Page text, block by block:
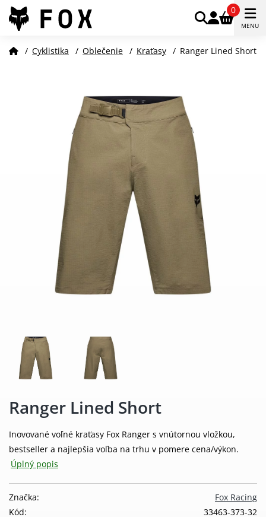
0
MENU
/ Cyklistika / Oblečenie / Kraťasy / Ranger Lined Short
Ranger Lined Short
Inovované voľné kraťasy Fox Ranger s vnútornou vložkou,
bestseller a najlepšia voľba na trhu v pomere cena/výkon.
Úplný popis
Fox Racing
Značka:
33463-373-32
Kód: